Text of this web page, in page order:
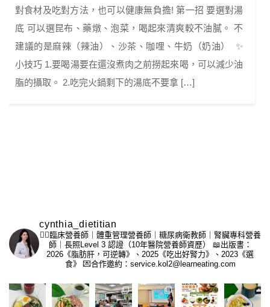
對食材及吃對方法，也可以健康無負擔! 第一招 要選對湯
底 可以選昆布、藥燉、泡菜，喝起來清爽較不油膩。 不
建議的是麻辣（辣油）、沙茶、咖哩、牛奶（奶油） ✨
小技巧 1.要喝湯要在還沒煮肉之前撈起來喝，可以減少油
脂的攝取。 2.吃完火鍋剩下的湯底不要拿 […]
cynthia_dietitian
👩‍⚕️臨床營養師｜體重管理營養師｜糖尿病衛教師｜腎臟專科營養
師｜長照Level 3 認證（10年醫院營養師資歷）
📖出版書：
2026《脂肪肝，可逆轉》、2025《吃出好腎力》、2023《選
食》
💌合作邀約：service.kol2@learneating.com